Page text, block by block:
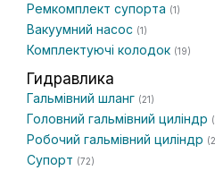
Ремкомплект супорта (1)
Вакуумний насос (1)
Комплектуючі колодок (19)
Гидравлика
Гальмівний шланг (21)
Головний гальмівний циліндр
Робочий гальмівний циліндр
Супорт (72)